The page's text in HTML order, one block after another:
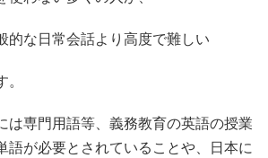
的な日常会話より高度で難しい
は専門用語等、義務教育の英語の授業
語が必要とされていることや、日本に